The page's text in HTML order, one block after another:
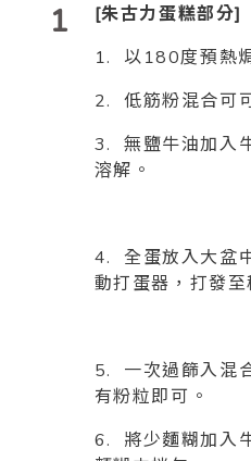
1
[朱古力蛋糕部分]
1. 以180度預熱
2. 低筋粉混合可
3. 無鹽牛油加入
溶解。
4. 全蛋放入大盆
動打蛋器，打發至
5. 一次過篩入混
有粉粒即可。
6. 將少麵糊加入